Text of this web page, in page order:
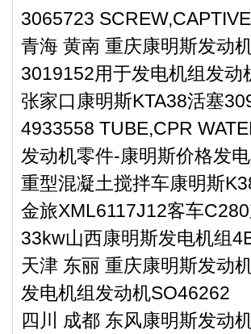
3065723
青海 黄南 重庆康明斯发动
3019152用于发电机组发动
张家口康明斯KTA38活塞
4933558 TUBE,CPR
发动机零件-康明斯价格发
重型混凝土搅拌车康明斯
金旅XML6117J12客车
33kw山西康明斯发电机组
天津 东丽 重庆康明斯发动
发电机组发动机SO46262
四川 成都 东风康明斯发动